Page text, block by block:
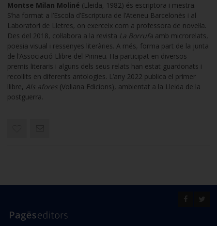
Montse Milan Moliné (Lleida, 1982) és escriptora i mestra.
S’ha format a l’Escola d’Escriptura de l’Ateneu Barcelonès i al
Laboratori de Lletres, on exerceix com a professora de novel·la.
Des del 2018, col·labora a la revista La Borrufa amb microrelats,
poesia visual i ressenyes literàries. A més, forma part de la junta
de l’Associació Llibre del Pirineu. Ha participat en diversos
premis literaris i alguns dels seus relats han estat guardonats i
recollits en diferents antologies. L’any 2022 publica el primer
llibre, Als afores (Voliana Edicions), ambientat a la Lleida de la
postguerra.